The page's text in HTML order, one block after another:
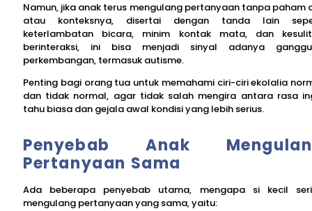
Namun, jika anak terus mengulang pertanyaan tanpa paham
atau konteksnya, disertai dengan tanda lain
keterlambatan bicara, minim kontak mata, dan
berinteraksi, ini bisa menjadi sinyal adanya
perkembangan, termasuk autisme.
Penting bagi orang tua untuk memahami ciri-ciri ekolalia
dan tidak normal, agar tidak salah mengira antara rasa
tahu biasa dan gejala awal kondisi yang lebih serius.
Penyebab Anak
Pertanyaan Sama
Ada beberapa penyebab utama, mengapa si kecil
mengulang pertanyaan yang sama, yaitu: